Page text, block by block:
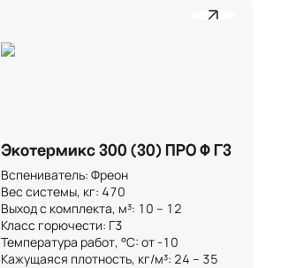
Экотермикс 300 (30) ПРО Ф Г3
Вспениватель: Фреон
Вес системы, кг: 470
Выход с комплекта, м³: 10 – 12
Класс горючести: Г3
Температура работ, °C: от -10
Кажущаяся плотность, кг/м³: 24 – 35